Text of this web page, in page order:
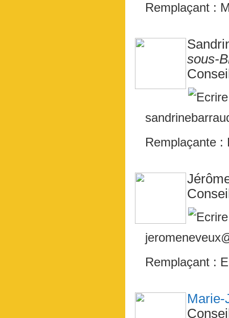
Remplaçant :
sous-
Remplaçante :
Remplaçant :
Marie-